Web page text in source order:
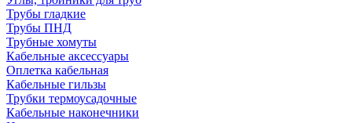
Трубы гладкие
Трубы ПНД
Трубные хомуты
Кабельные аксессуары
Оплетка кабельная
Кабельные гильзы
Трубки термоусадочные
Кабельные наконечники